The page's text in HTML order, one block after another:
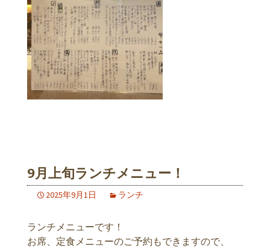
9月上旬ランチメニュー！
2025年9月1日 ランチ
ランチメニューです！
お席、定食メニューのご予約もできますので、